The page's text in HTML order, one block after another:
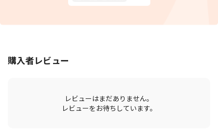
購入者レビュー
レビューはまだありません。
レビューをお待ちしています。